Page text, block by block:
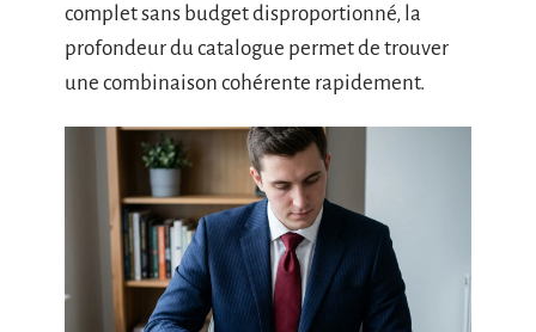
complet sans budget disproportionné, la
profondeur du catalogue permet de trouver
une combinaison cohérente rapidement.